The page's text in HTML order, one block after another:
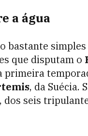
a água
bastante
que disputam o
primeira
, da Suécia.
dos seis